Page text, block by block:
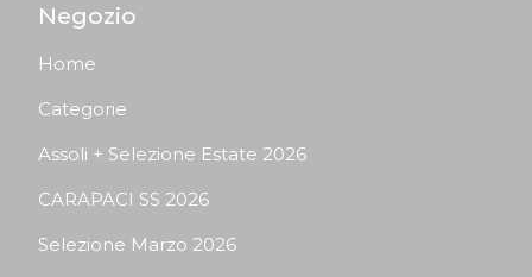
Negozio
Home
Categorie
Assoli + Selezione Estate 2026
CARAPACI SS 2026
Selezione Marzo 2026